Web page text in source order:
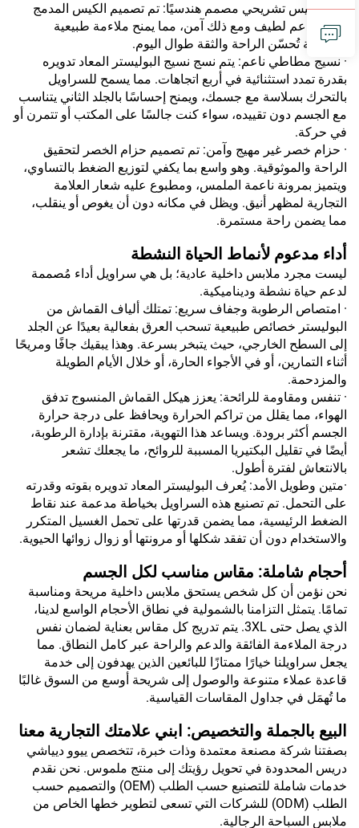
· دعم كيس تشريحي مصمم هندسيًا: تم تصميم الكيس المدمج
لتوفير دعم لطيف ومع ذلك آمن، مما يمنح ملاءمة طبيعية
ومرتفعة تُحسّن الراحة والثقة طوال اليوم.
· نسيج مطاطي ناعم: يتم نسج نسيج البوليستر المعاد تدويره
بقدرة تمدد استثنائية في أربع اتجاهات. مما يسمح للسراويل
بالتحرك بسلاسة مع جسمك، ويمنح إحساسًا بالجلد الثاني يتناسب
مع الجسم دون تقييده، سواء كنت جالسًا على المكتب أو تتمرن أو
في حركة.
· حزام خصر غير مهيج وآمن: تم تصميم حزام الخصر لتحقيق
الراحة والموثوقية. وهو واسع بما يكفي لتوزيع الضغط بالتساوي،
ويتميز بمرونة ناعمة الملمس، ومطبوع عليه شعار العلامة
التجارية لمظهر أنيق. ويظل في مكانه دون أن يغوص أو ينقلب،
مما يضمن راحة مستمرة.
أداء مدعوم لأنماط الحياة النشطة
ليست مجرد ملابس داخلية عادية؛ بل هي سراويل أداء مُصممة
لدعم حياة نشطة وديناميكية.
· امتصاص الرطوبة وجفاف سريع: تمتلك ألياف القماش من
البوليستر خصائص طبيعية تسحب العرق بفعالية بعيدًا عن الجلد
إلى السطح الخارجي، حيث يتبخر بسرعة. وهذا يبقيك جافًا ومريحًا
أثناء التمارين، أو في الأجواء الحارة، أو خلال الأيام الطويلة
والمزدحمة.
· تنفس ومقاومة للرائحة: يعزز هيكل القماش المنسوج تدفق
الهواء، مما يقلل من تراكم الحرارة ويحافظ على درجة حرارة
الجسم أكثر برودة. ويساعد هذا التهوية، مقترنة بإدارة الرطوبة،
أيضًا في تقليل البكتيريا المسببة للروائح، ما يجعلك تشعر
بالانتعاش لفترة أطول.
·متين وطويل الأمد: يُعرف البوليستر المعاد تدويره بقوته وقدرته
على التحمل. تم تصنيع هذه السراويل بخياطة مدعمة عند نقاط
الضغط الرئيسية، مما يضمن قدرتها على تحمل الغسيل المتكرر
والاستخدام دون أن تفقد شكلها أو مرونتها أو زوال زوائها الحيوية.
أحجام شاملة: مقاس مناسب لكل الجسم
نحن نؤمن أن كل شخص يستحق ملابس داخلية مريحة ومناسبة
تمامًا. يتمثل التزامنا بالشمولية في نطاق الأحجام الواسع لدينا،
الذي يصل حتى 3XL. يتم تدريج كل مقاس بعناية لضمان نفس
درجة الملاءمة الفائقة والدعم والراحة عبر كامل النطاق. مما
يجعل سراويلنا خيارًا ممتازًا للبائعين الذين يهدفون إلى خدمة
قاعدة عملاء متنوعة والوصول إلى شريحة أوسع من السوق غالبًا
ما تُهمَل في جداول المقاسات القياسية.
البيع بالجملة والتخصيص: ابني علامتك التجارية معنا
بصفتنا شركة مصنعة معتمدة وذات خبرة، تتخصص ييوو ديياشي
دريس المحدودة في تحويل رؤيتك إلى منتج ملموس. نحن نقدم
خدمات شاملة للتصنيع حسب الطلب (OEM) والتصميم حسب
الطلب (ODM) للشركات التي تسعى لتطوير خطها الخاص من
ملابس السباحة الرجالية.